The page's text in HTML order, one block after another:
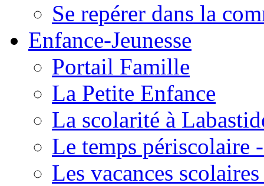
Se repérer dans la
Enfance-Jeunesse
Portail Famille
La Petite Enfance
La scolarité à
Le temps périscolaire
Les vacances